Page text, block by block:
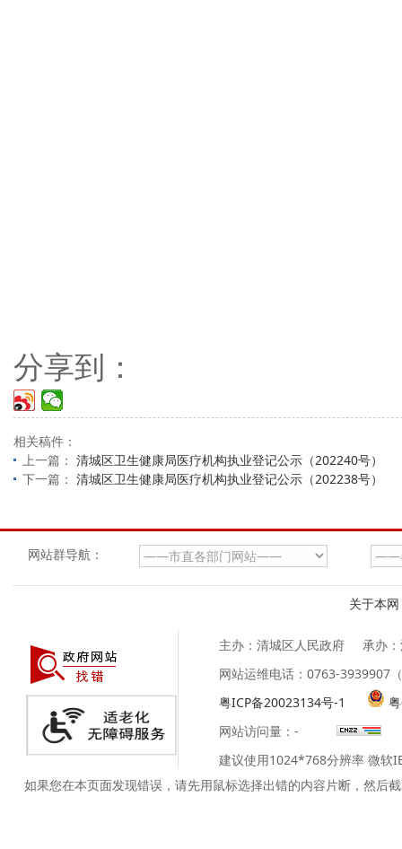
分享到：
相关稿件：
上一篇： 清城区卫生健康局医疗机构执业登记公示（202240号）
下一篇： 清城区卫生健康局医疗机构执业登记公示（202238号）
网站群导航：
关于本网
主办：清城区人民政府
承办
网站运维电话：0763-3939907
粤ICP备20023134号-1
网站访问量： -
建议使用1024*768分辨率 微软
如果您在本页面发现错误，请先用鼠标选择出错的内容片断，然后